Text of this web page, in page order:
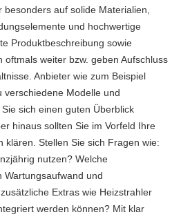
auf solide Materialien,
und hochwertige
Produktbeschreibung sowie
oftmals weiter bzw. geben Aufschluss
Anbieter wie zum Beispiel
verschiedene Modelle und
sich einen guten Überblick
hinaus sollten Sie im Vorfeld Ihre
klären. Stellen Sie sich Fragen wie:
nutzen? Welche
Wartungsaufwand und
Extras wie Heizstrahler
werden können? Mit klar